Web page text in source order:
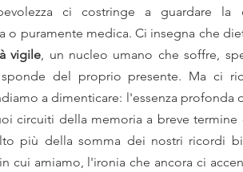
ci costringe a guardare la
puramente medica. Ci insegna che
vigile, un nucleo umano che soffre,
del proprio presente. Ma ci
a dimenticare: l'essenza profonda
circuiti della memoria a breve
più della somma dei nostri ricordi
cui amiamo, l'ironia che ancora ci